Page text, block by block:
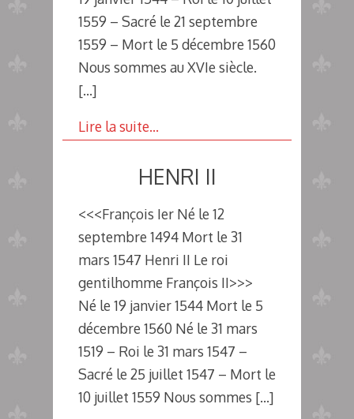
1559 – Sacré le 21 septembre
1559 – Mort le 5 décembre 1560
Nous sommes au XVIe siècle.
[…]
Lire la suite…
HENRI II
<<<François Ier Né le 12
septembre 1494 Mort le 31
mars 1547 Henri II Le roi
gentilhomme François II>>>
Né le 19 janvier 1544 Mort le 5
décembre 1560 Né le 31 mars
1519 – Roi le 31 mars 1547 –
Sacré le 25 juillet 1547 – Mort le
10 juillet 1559 Nous sommes […]